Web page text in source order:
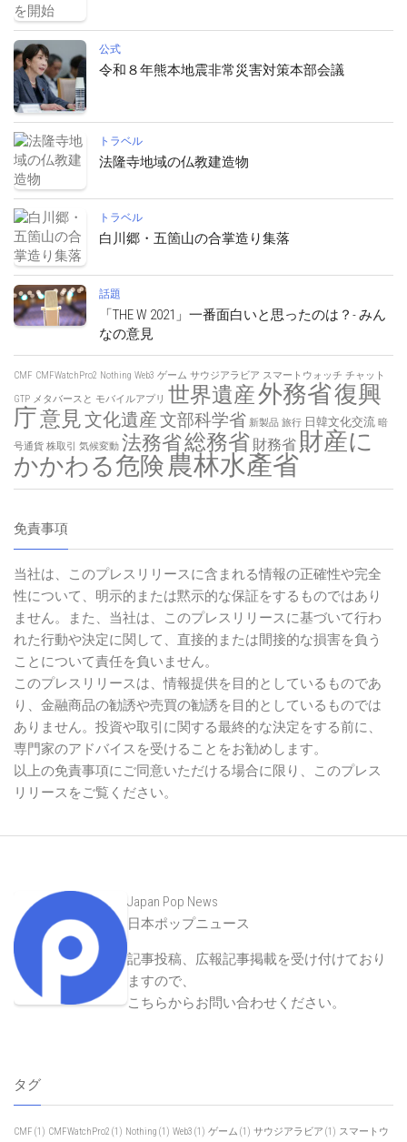
公式
令和８年熊本地震非常災害対策本部会議
トラベル
法隆寺地域の仏教建造物
トラベル
白川郷・五箇山の合掌造り集落
話題
「THE W 2021」一番面白いと思ったのは？- みん
なの意見
CMF CMFWatchPro2 Nothing Web3 ゲーム サウジアラビア スマートウォッチ チャット
GTP メタバースと モバイルアプリ 世界遺産外務省復興
庁意見文化遺産文部科学省 新製品 旅行 日韓文化交流 暗
号通貨 株取引 気候変動 法務省総務省 財務省 財産に
かかわる危険 農林水產省
免責事項
当社は、このプレスリリースに含まれる情報の正確性や完全
性について、明示的または黙示的な保証をするものではあり
ません。また、当社は、このプレスリリースに基づいて行わ
れた行動や決定に関して、直接的または間接的な損害を負う
ことについて責任を負いません。
このプレスリリースは、情報提供を目的としているものであ
り、金融商品の勧誘や売買の勧誘を目的としているものでは
ありません。投資や取引に関する最終的な決定をする前に、
専門家のアドバイスを受けることをお勧めします。
以上の免責事項にご同意いただける場合に限り、このプレス
リリースをご覧ください。
Japan Pop News
日本ポップニュース
記事投稿、広報記事掲載を受け付けており
ますので、
こちらからお問い合わせください。
タグ
CMF (1) CMFWatchPro2 (1) Nothing (1) Web3 (1) ゲーム (1) サウジアラビア (1) スマートウ